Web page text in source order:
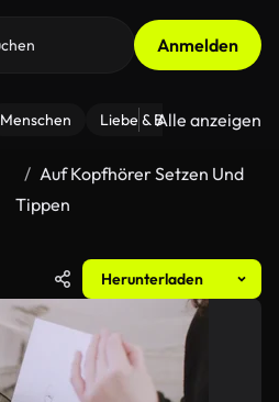
Anmelden
Menschen Liebe & Beziehungen
Alle anzeigen
Auf Kopfhörer Setzen Und
Tippen
Herunterladen